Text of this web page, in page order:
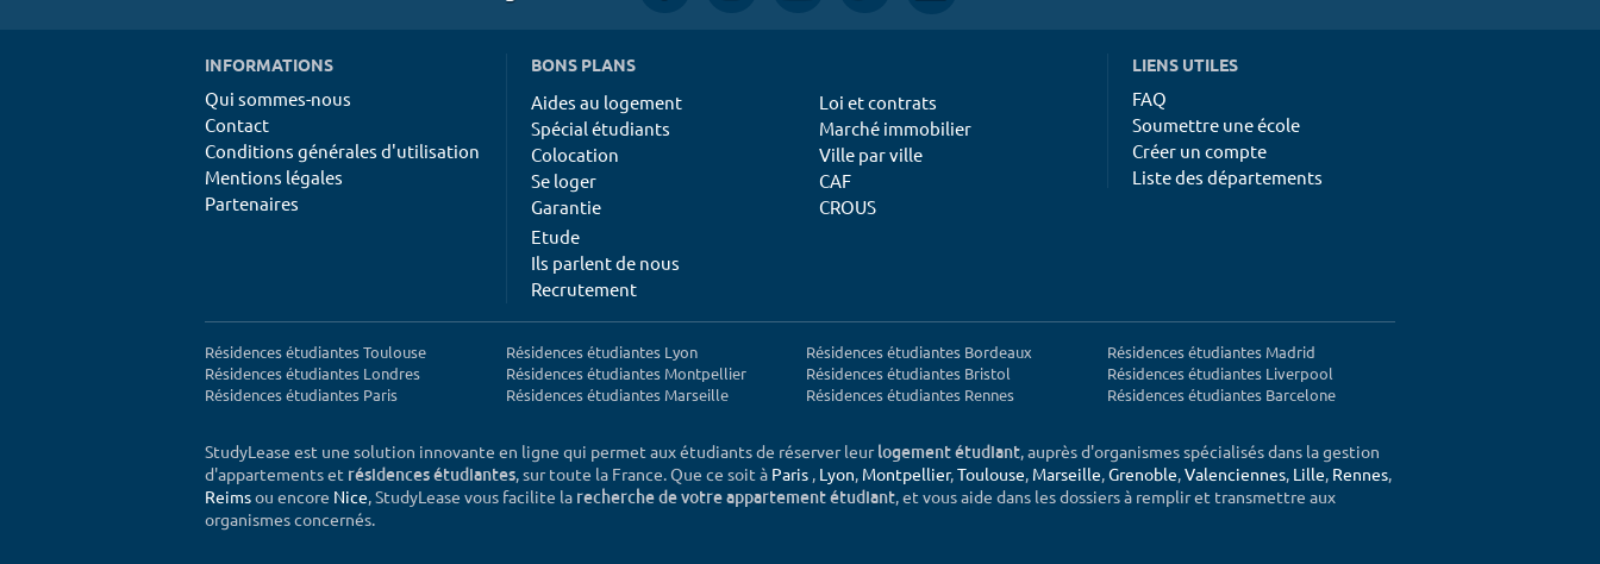
INFORMATIONS
Qui sommes-nous
Contact
Conditions générales d'utilisation
Mentions légales
Partenaires
BONS PLANS
Aides au logement
Spécial étudiants
Colocation
Se loger
Garantie
Loi et contrats
Marché immobilier
Ville par ville
CAF
CROUS
Etude
Ils parlent de nous
Recrutement
LIENS UTILES
FAQ
Soumettre une école
Créer un compte
Liste des départements
Résidences étudiantes Toulouse
Résidences étudiantes Londres
Résidences étudiantes Paris
Résidences étudiantes Lyon
Résidences étudiantes Montpellier
Résidences étudiantes Marseille
Résidences étudiantes Bordeaux
Résidences étudiantes Bristol
Résidences étudiantes Rennes
Résidences étudiantes Madrid
Résidences étudiantes Liverpool
Résidences étudiantes Barcelone
StudyLease est une solution innovante en ligne qui permet aux étudiants de réserver leurlogement étudiant, auprès d'organismes spécialisés dans la gestion
d'appartements et résidences étudiantes, sur toute la France. Que ce soit à Paris , Lyon, Montpellier,Toulouse, Marseille,Grenoble,Valenciennes, Lille, Rennes,
Reimsou encore Nice, StudyLease vous facilite la recherche de votre appartement étudiant, et vous aide dans les dossiers à remplir et transmettre aux
organismes concernés.